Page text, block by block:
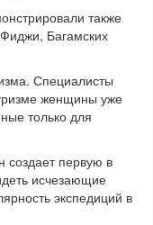
также
Багамских
Специалисты
женщины уже
только для
создает первую в
исчезающие
экспедиций в